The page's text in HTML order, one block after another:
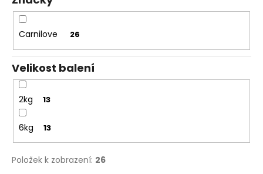
ů
Carnilove 26
Velikost balení
2kg 13
6kg 13
Položek k zobrazení: 26
u
m
e